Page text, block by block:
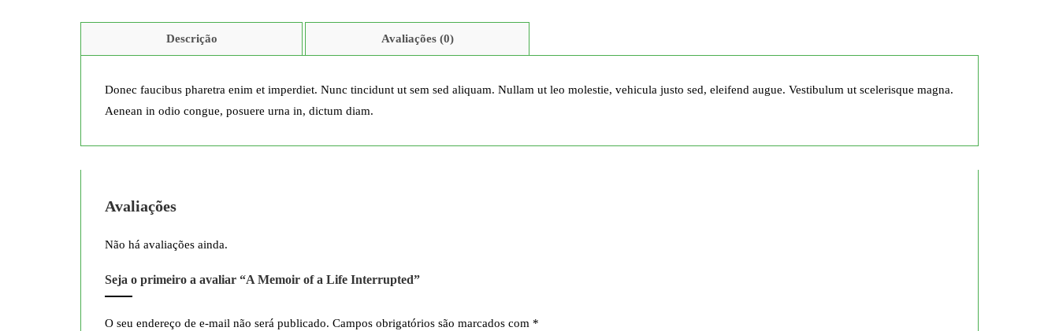
Descrição Avaliações (0)
Donec faucibus pharetra enim et imperdiet. Nunc tincidunt ut sem sed aliquam. Nullam ut leo molestie, vehicula justo sed, eleifend augue. Vestibulum ut scelerisque magna.
Aenean in odio congue, posuere urna in, dictum diam.
Avaliações
Não há avaliações ainda.
Seja o primeiro a avaliar “A Memoir of a Life Interrupted”
O seu endereço de e-mail não será publicado. Campos obrigatórios são marcados com *